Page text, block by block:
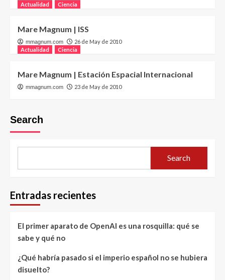
Actualidad Ciencia
Mare Magnum | ISS
mmagnum.com
26 de May de 2010
Actualidad
Ciencia
Mare Magnum | Estación Espacial Internacional
mmagnum.com 23 de May de 2010
Search
Search
Entradas recientes
El primer aparato de OpenAI es una rosquilla: qué se
sabe y qué no
¿Qué habría pasado si el imperio español no se hubiera
disuelto?